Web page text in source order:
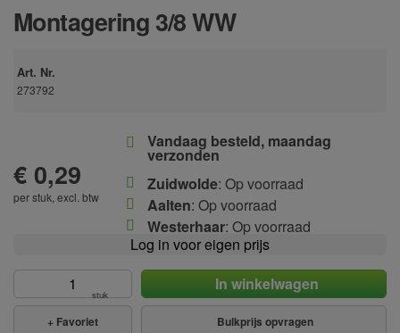
Montagering 3/8 WW
Art. Nr.
273792
€ 0,29
per stuk, excl. btw
Vandaag besteld, maandag
verzonden
Zuidwolde: Op voorraad
Aalten: Op voorraad
Westerhaar: Op voorraad
Log in voor eigen prijs
stuk
In winkelwagen
Bulkprijs opvragen
+ Favoriet